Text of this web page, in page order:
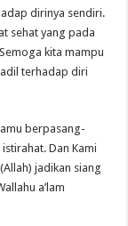
dirinya sendiri.
sehat yang pada
kita mampu
terhadap diri
berpasang-
Dan Kami
jadikan siang
a’lam